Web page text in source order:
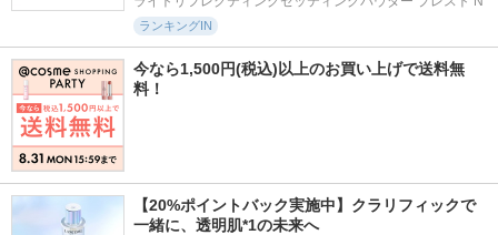
ランキングIN
今なら1,500円(税込)以上のお買い上げで送料無
料！
【20%ポイントバック実施中】クラリフィックで
一緒に、透明肌*1の未来へ